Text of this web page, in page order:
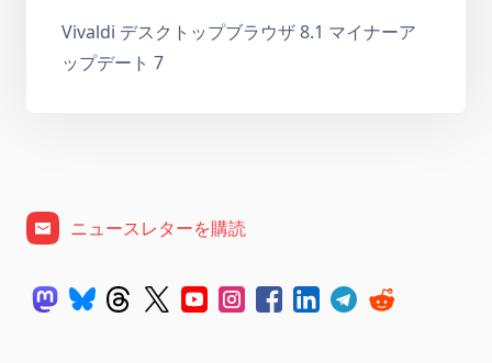
Vivaldi デスクトップブラウザ 8.1 マイナーア
ップデート 7
ニュースレターを購読